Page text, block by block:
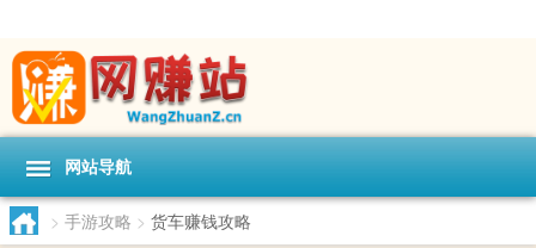
网站导航
> 手游攻略 > 货车赚钱攻略